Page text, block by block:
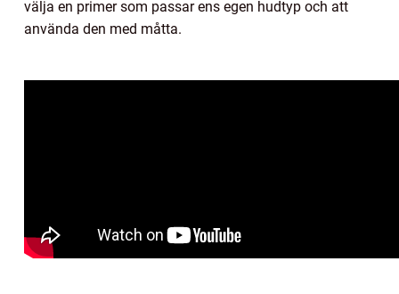
välja en primer som passar ens egen hudtyp och att
använda den med måtta.